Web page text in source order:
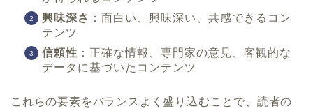
興味深さ ：面白い、興味深い、共感できるコン
テンツ
信頼性 ：正確な情報、専門家の意見、客観的な
データに基づいたコンテンツ
これらの要素をバランスよく盛り込むことで、読者の